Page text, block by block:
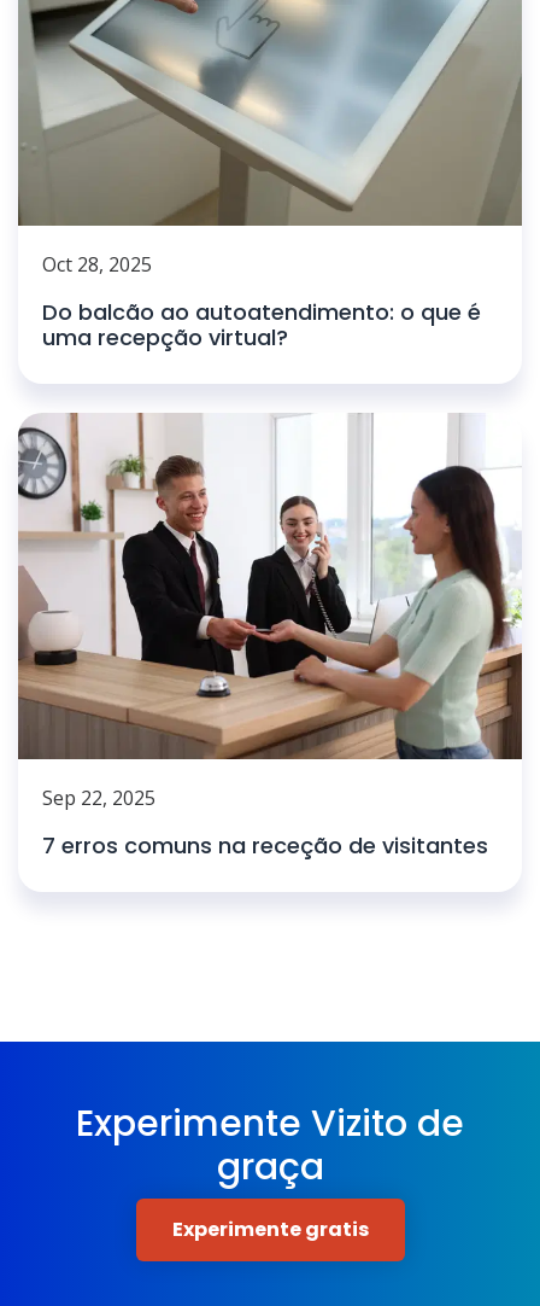
Oct 28, 2025
Do balcão ao autoatendimento: o que é
uma recepção virtual?
Sep 22, 2025
7 erros comuns na receção de visitantes
Experimente Vizito de
graça
Experimente gratis